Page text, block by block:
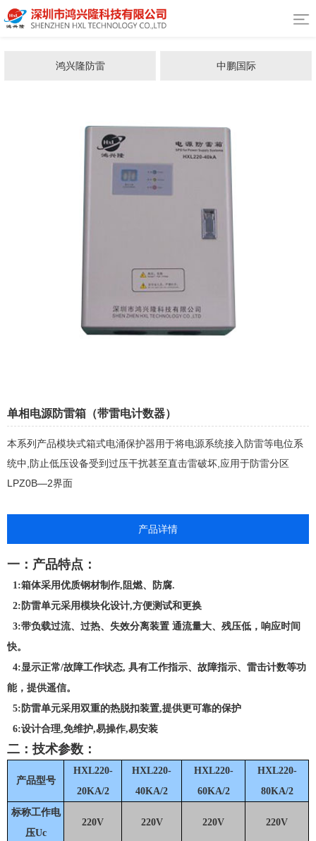
鸿兴隆防雷 中鹏国际
单相电源防雷箱（带雷电计数器）
本系列产品模块式箱式电涌保护器用于将电源系统接入防雷等电位系
统中,防止低压设备受到过压干扰甚至直击雷破坏,应用于防雷分区
LPZ0B—2界面
产品详情
一：产品特点：
1:箱体采用优质钢材制作,阻燃、防腐.
2:防雷单元采用模块化设计,方便测试和更换
3:带负载过流、过热、失效分离装置 通流量大、残压低，响应时间
快。
4:显示正常/故障工作状态, 具有工作指示、故障指示、雷击计数等功
能，提供遥信。
5:防雷单元采用双重的热脱扣装置,提供更可靠的保护
6:设计合理,免维护,易操作,易安装
二：技术参数：
产品型号
HXL220-
20KA/2
HXL220-
40KA/2
HXL220-
60KA/2
HXL220-
80KA/2
标称工作电
压Uc
220V 220V 220V 220V